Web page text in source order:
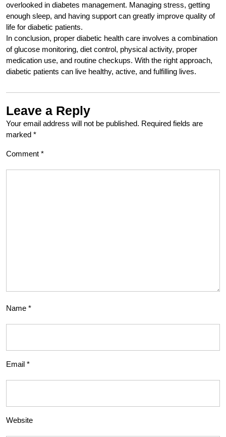
overlooked in diabetes management. Managing stress, getting
enough sleep, and having support can greatly improve quality of
life for diabetic patients.
In conclusion, proper diabetic health care involves a combination
of glucose monitoring, diet control, physical activity, proper
medication use, and routine checkups. With the right approach,
diabetic patients can live healthy, active, and fulfilling lives.
Leave a Reply
Your email address will not be published. Required fields are
marked *
Comment *
Name *
Email *
Website